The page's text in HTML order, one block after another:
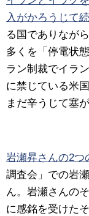
入がかろうじて続
る国でありなが
多くを「停電状
ラン制裁でイラ
に禁じている米
まだ辛うじて塞
岩瀬昇さんの2つ
調査会」での岩
ん。岩瀬さんの
に感銘を受けた